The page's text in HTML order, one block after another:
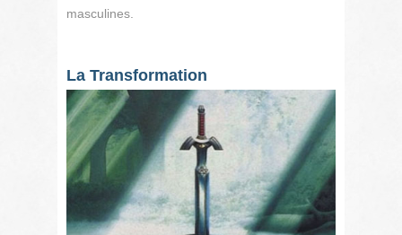
masculines.
La Transformation